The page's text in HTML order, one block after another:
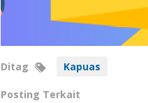
Ditag Kapuas
Posting Terkait